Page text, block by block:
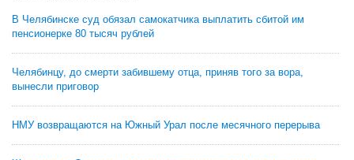
В Челябинске суд обязал самокатчика выплатить сбитой им
пенсионерке 80 тысяч рублей
Челябинцу, до смерти забившему отца, приняв того за вора,
вынесли приговор
НМУ возвращаются на Южный Урал после месячного перерыва